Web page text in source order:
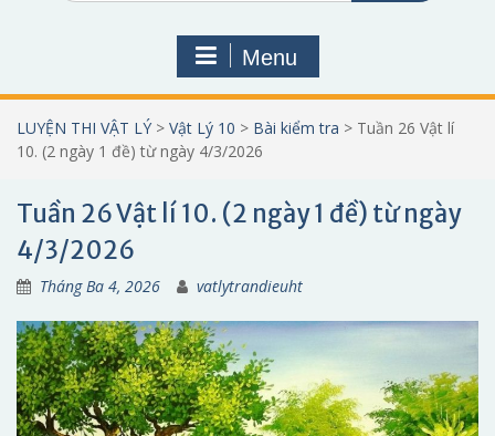
Menu
LUYỆN THI VẬT LÝ > Vật Lý 10 > Bài kiểm tra > Tuần 26 Vật lí
10. (2 ngày 1 đề) từ ngày 4/3/2026
Tuần 26 Vật lí 10. (2 ngày 1 đề) từ ngày
4/3/2026
Tháng Ba 4, 2026 vatlytrandieuht